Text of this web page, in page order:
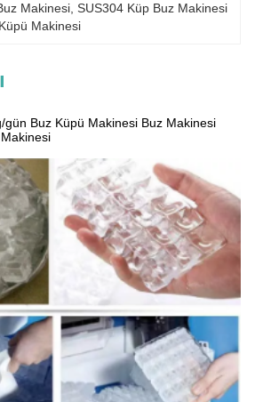
Makinesi SUS304 Küp Buz Makinesi
Makinesi
gün Buz Küpü Makinesi Buz Makinesi